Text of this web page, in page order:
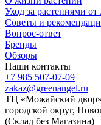
Уход за растениями
Советы и
Вопрос-ответ
Бренды
Обзоры
Наши контакты
+7 985 507-07-09
zakaz@greenangel.ru
ТЦ «Можайский двор»
городской округ,
(Склад без Магазина)